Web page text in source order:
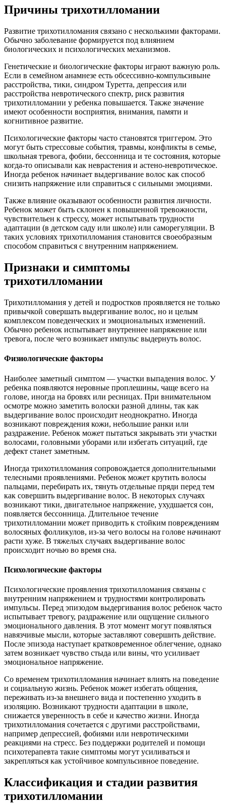
Причины трихотилломании
Развитие трихотилломания связано с несколькими факторами.
Обычно заболевание формируется под влиянием
биологических и психологических механизмов.
Генетические и биологические факторы играют важную роль.
Если в семейном анамнезе есть обсессивно-компульсивыне
расстройства, тики, синдром Туретта, депрессия или
расстройства невротического спектр, риск развития
трихотилломании у ребенка повышается. Также значение
имеют особенности восприятия, внимания, памяти и
когнитивное развитие.
Психологические факторы часто становятся триггером. Это
могут быть стрессовые события, травмы, конфликты в семье,
школьная тревога, фобии, бессонница и те состояния, которые
когда-то описывали как неврастения и астено-невротическое.
Иногда ребенок начинает выдергивание волос как способ
снизить напряжение или справиться с сильными эмоциями.
Также влияние оказывают особенности развития личности.
Ребенок может быть склонен к повышенной тревожности,
чувствительен к стрессу, может испытывать трудности
адаптации (в детском саду или школе) или саморегуляции. В
таких условиях трихотилломания становится своеобразным
способом справиться с внутренним напряжением.
Признаки и симптомы
трихотилломании
Трихотилломания у детей и подростков проявляется не только
привычкой совершать выдергивание волос, но и целым
комплексом поведенческих и эмоциональных изменений.
Обычно ребенок испытывает внутреннее напряжение или
тревога, после чего возникает импульс выдернуть волос.
Физиологические факторы
Наиболее заметный симптом — участки выпадения волос. У
ребенка появляются неровные проплешины, чаще всего на
голове, иногда на бровях или ресницах. При внимательном
осмотре можно заметить волоски разной длины, так как
выдергивание волос происходит неоднократно. Иногда
возникают повреждения кожи, небольшие ранки или
раздражение. Ребенок может пытаться закрывать эти участки
волосами, головными уборами или избегать ситуаций, где
дефект станет заметным.
Иногда трихотилломания сопровождается дополнительными
телесными проявлениями. Ребенок может крутить волосы
пальцами, перебирать их, тянуть отдельные пряди перед тем
как совершить выдергивание волос. В некоторых случаях
возникают тики, двигательное напряжение, ухудшается сон,
появляется бессонница. Длительное течение
трихотилломании может приводить к стойким повреждениям
волосяных фолликулов, из-за чего волосы на голове начинают
расти хуже. В тяжелых случаях выдергивание волос
происходит ночью во время сна.
Психологические факторы
Психологические проявления трихотилломания связаны с
внутренним напряжением и трудностями контролировать
импульсы. Перед эпизодом выдергивания волос ребенок часто
испытывает тревогу, раздражение или ощущение сильного
эмоционального давления. В этот момент могут появляться
навязчивые мысли, которые заставляют совершить действие.
После эпизода наступает кратковременное облегчение, однако
затем возникает чувство стыда или вины, что усиливает
эмоциональное напряжение.
Со временем трихотилломания начинает влиять на поведение
и социальную жизнь. Ребенок может избегать общения,
переживать из-за внешнего вида и постепенно уходить в
изоляцию. Возникают трудности адаптации в школе,
снижается уверенность в себе и качество жизни. Иногда
трихотилломания сочетается с другими расстройствами,
например депрессией, фобиями или невротическими
реакциями на стресс. Без поддержки родителей и помощи
психотерапевта такие симптомы могут усиливаться и
закрепляться как устойчивое компульсивное поведение.
Классификация и стадии развития
трихотилломании